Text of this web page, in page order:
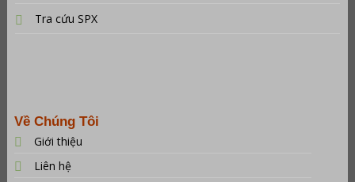
Tra cứu SPX
Về Chúng Tôi
Giới thiệu
Liên hệ